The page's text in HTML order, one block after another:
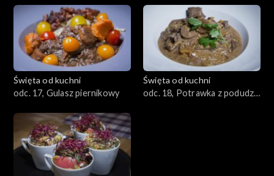
Święta od kuchni
odc. 17, Gulasz piernikowy
Święta od kuchni
odc. 18, Potrawka z podudzia